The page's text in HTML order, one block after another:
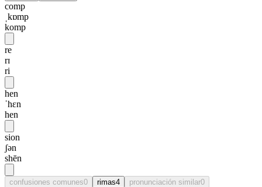
comp
ˌkɒmp
komp
re
rɪ
ri
hen
ˈhɛn
hen
sion
ʃən
shēn
confusiones comunes0 rimas4 pronunciación similar0